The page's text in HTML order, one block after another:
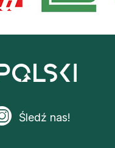
Śledź nas!